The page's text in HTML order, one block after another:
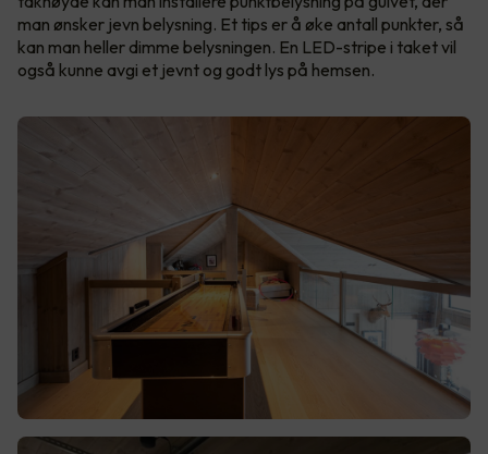
man ønsker jevn belysning. Et tips er å øke antall punkter, så
kan man heller dimme belysningen. En LED-stripe i taket vil
også kunne avgi et jevnt og godt lys på hemsen.